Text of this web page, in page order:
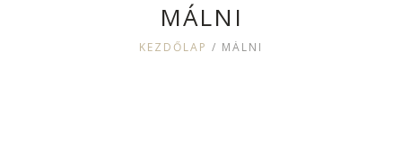
MÁLNI
KEZDŐLAP / MÁLNI